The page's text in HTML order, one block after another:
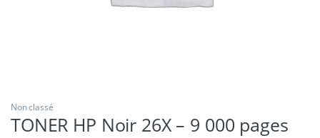
Non classé
TONER HP Noir 26X – 9 000 pages